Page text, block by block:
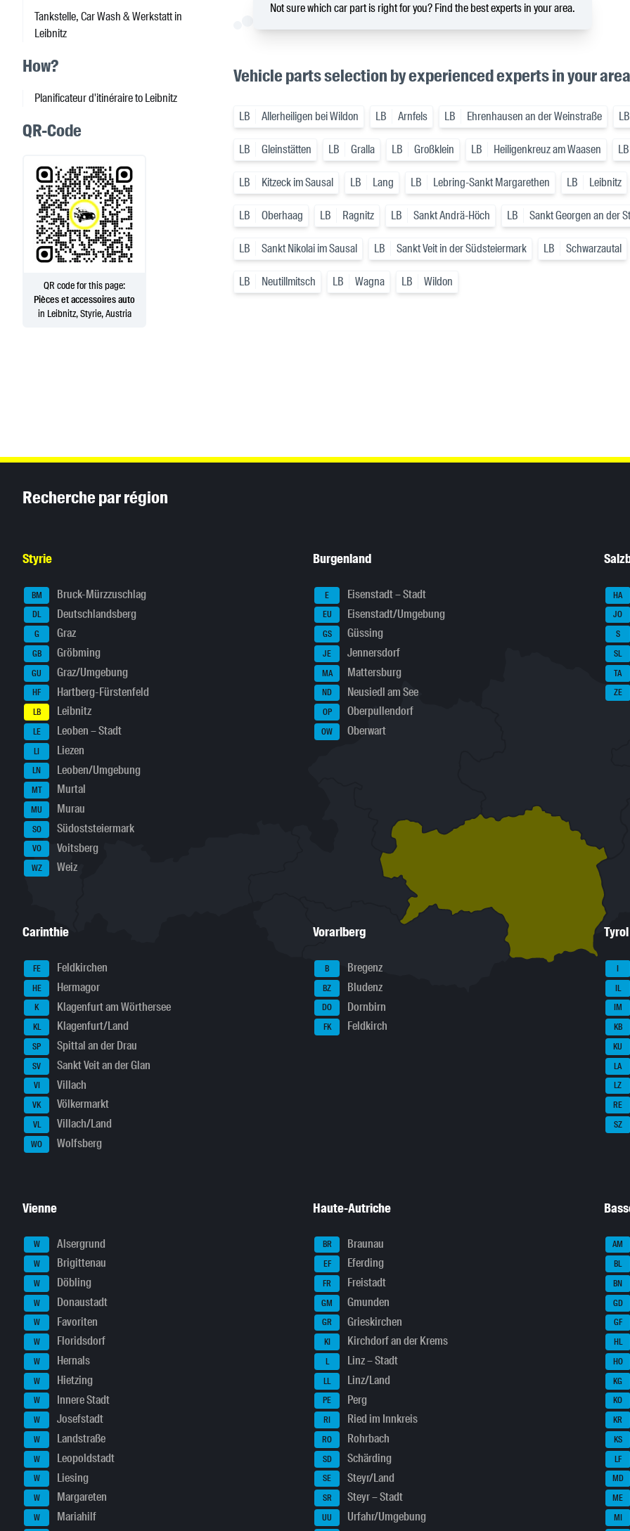
Tankstelle, Car Wash & Werkstatt in
Leibnitz
How?
Planificateur d'itinéraire to Leibnitz
QR-Code
QR code for this page:
Pièces et accessoires auto
in Leibnitz, Styrie, Austria
Not sure which car part is right for you? Find the best experts in your area.
Vehicle parts selection by experienced experts in your area
LB Allerheiligen bei Wildon LB Arnfels LB Ehrenhausen an der Weinstraße LB
LB Gleinstätten LB Gralla LB Großklein LB Heiligenkreuz am Waasen LB
LB Kitzeck im Sausal LB Lang LB Lebring-Sankt Margarethen LB Leibnitz
LB Oberhaag LB Ragnitz LB Sankt Andrä-Höch LB Sankt Georgen an der
LB Sankt Nikolai im Sausal LB Sankt Veit in der Südsteiermark LB Schwarzautal
LB Neutillmitsch LB Wagna LB Wildon
Recherche par région
Styrie
BM Bruck-Mürzzuschlag
DL Deutschlandsberg
G Graz
GB Gröbming
GU Graz/Umgebung
HF Hartberg-Fürstenfeld
LB Leibnitz
LE Leoben – Stadt
LI Liezen
LN Leoben/Umgebung
MT Murtal
MU Murau
SO Südoststeiermark
VO Voitsberg
WZ Weiz
Burgenland
E Eisenstadt – Stadt
EU Eisenstadt/Umgebung
GS Güssing
JE Jennersdorf
MA Mattersburg
ND Neusiedl am See
OP Oberpullendorf
OW Oberwart
HA
JO
S
SL
TA
ZE
Carinthie
FE Feldkirchen
HE Hermagor
K Klagenfurt am Wörthersee
KL Klagenfurt/Land
SP Spittal an der Drau
SV Sankt Veit an der Glan
VI Villach
VK Völkermarkt
VL Villach/Land
WO Wolfsberg
Vorarlberg
B Bregenz
BZ Bludenz
DO Dornbirn
FK Feldkirch
Tyrol
I
IL
IM
KB
KU
LA
LZ
RE
SZ
Vienne
W Alsergrund
W Brigittenau
W Döbling
W Donaustadt
W Favoriten
W Floridsdorf
W Hernals
W Hietzing
W Innere Stadt
W Josefstadt
W Landstraße
W Leopoldstadt
W Liesing
W Margareten
W
Mariahilf
Haute-Autriche
BR Braunau
EF Eferding
FR Freistadt
GM Gmunden
GR Grieskirchen
KI Kirchdorf an der Krems
L Linz – Stadt
LL Linz/Land
PE Perg
RI Ried im Innkreis
RO Rohrbach
SD Schärding
SE Steyr/Land
SR Steyr – Stadt
UU
Urfahr/Umgebung
AM
BL
BN
GD
GF
HL
HO
KG
KO
KR
KS
LF
MD
ME
MI